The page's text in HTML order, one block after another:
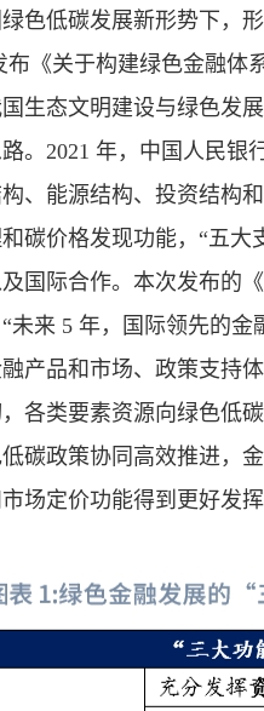
色低碳发展新形势下，
布《关于构建绿色金融
生态文明建设与绿色发
。2021 年，中国人民银
、能源结构、投资结构
碳价格发现功能，“五
国际合作。本次发布的
未来 5 年，国际领先的
产品和市场、政策支持
各类要素资源向绿色低
碳政策协同高效推进，
场定价功能得到更好发